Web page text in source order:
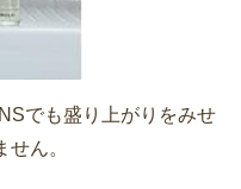
でも盛り上がりをみせ
ん。